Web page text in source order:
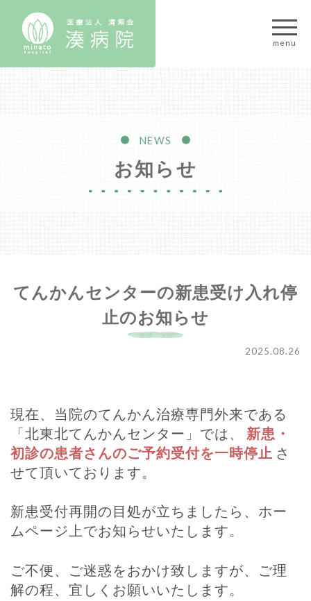
NEWS
お知らせ
てんかんセンターの新患受け入れ停
止のお知らせ
2025.08.26
現在、当院のてんかん治療専門外来である
「北東北てんかんセンター」では、
新患・
初診の患者さんのご予約受付を一時停止 さ
せて頂いております。
新患受付再開の目処が立ちましたら、ホー
ムページ上でお知らせいたします。
ご不便、ご迷惑をおかけ致しますが、ご理
解の程、宜しくお願いいたします。